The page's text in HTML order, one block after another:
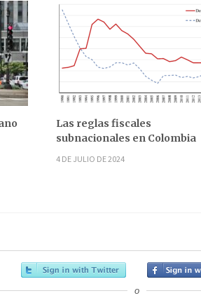
Las reglas fiscales
subnacionales en Colombia
4 DE JULIO DE 2024
o